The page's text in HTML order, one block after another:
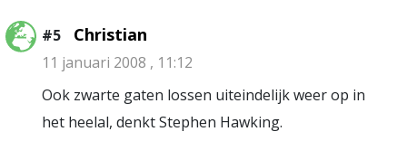
#5 Christian
11 januari 2008 , 11:12
Ook zwarte gaten lossen uiteindelijk weer op in
het heelal, denkt Stephen Hawking.